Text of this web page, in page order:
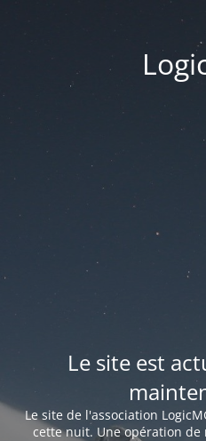
Le site est
Le site de l'association
cette nuit. Une opération de